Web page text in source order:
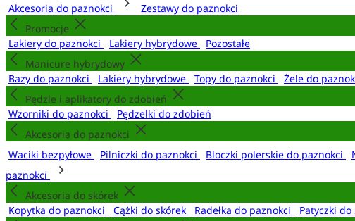
Akcesoria do paznokci
Zestawy do paznokci
Promocje
Lakiery do paznokci
Lakiery hybrydowe
Pozostałe
Manicure hybrydowy
Bazy do paznokci
Lakiery hybrydowe Topy do paznokci Żele do
Pędzle i aplikatory do zdobień
Wzorniki do paznokci
Pędzelki do zdobień
Akcesoria do paznokci
Waciki bezpyłowe
Pilniczki do paznokci Bloczki polerskie do paznokci
paznokci
Akcesoria do skórek
Kopytka do paznokci
Cążki do skórek Radełka do paznokci
Patyczki do